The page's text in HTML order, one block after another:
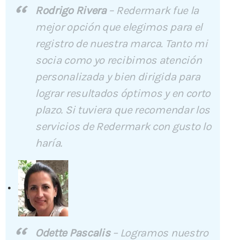
Rodrigo Rivera– Redermark fue la
mejor opción que elegimos para el
registro de nuestra marca. Tanto mi
socia como yo recibimos atención
personalizada y bien dirigida para
lograr resultados óptimos y en corto
plazo. Si tuviera que recomendar los
servicios de Redermark con gusto lo
haría.
Odette Pascalis– Logramos nuestro